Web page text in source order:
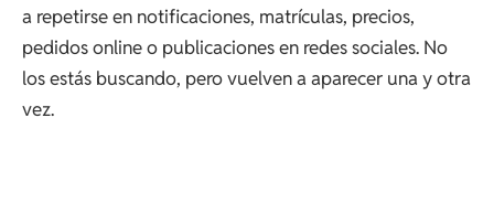
a repetirse en notificaciones, matrículas, precios,
pedidos online o publicaciones en redes sociales. No
los estás buscando, pero vuelven a aparecer una y otra
vez.